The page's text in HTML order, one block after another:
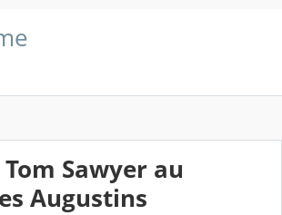
Sawyer au
Augustins